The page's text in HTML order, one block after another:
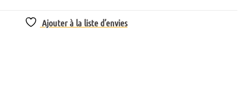
Ajouter à la liste d’envies